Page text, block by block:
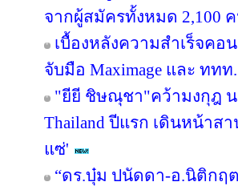
จากผู้สมัครทั้งหมด 2,100
เบื้องหลังความสำเร็จค
จับมือ Maximage และ ททท
"ยียี ชิษณุชา"คว้ามงกุฎ น
Thailand ปีแรก เดินหน้าส
แซ่'
“ดร.บุ๋ม ปนัดดา-อ.นิติกฤ